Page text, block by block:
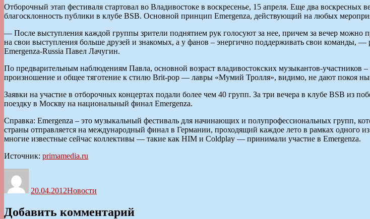
Отборочный этап фестиваля стартовал во Владивостоке в воскресенье, 15 апреля. Еще два воскресных
благосклонность публики в клубе BSB. Основной принцип Emergenza, действующий на любых
— После выступления каждой группы зрители поднятием рук голосуют за нее, причем за вечер можно
на свои выступления больше друзей и знакомых, а у фанов – энергично поддерживать свои команды,
Emergenza-Russia Павел Лачугин.
По предварительным наблюдениям Павла, основной возраст владивостокских музыкантов-участников
произношение и общее тяготение к стилю Brit-pop — лавры «Мумий Тролля», видимо, не дают покоя
Заявки на участие в отборочных концертах подали более чем 40 групп. За три вечера в клубе BSB из
поездку в Москву на национальный финал Emergenza.
Справка: Emergenza – это музыкальный фестиваль для начинающих и полупрофессиональных групп,
страны отправляется на международный финал в Германии, проходящий каждое лето в рамках одного
многие известные сейчас коллективы — такие как HIM и Coldplay — принимали участие в Emergenza.
Источник: primamedia.ru
20.04.2012Новости
Добавить комментарий